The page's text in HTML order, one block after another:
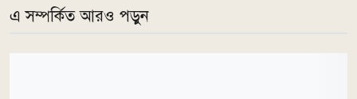
এ সম্পর্কিত আরও পড়ুন